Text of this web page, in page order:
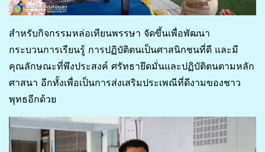
สำหรับกิจกรรมหล่อเทียนพรรษา จัดขึ้นเพื่อพัฒนา
กระบวนการเรียนรู้ การปฏิบัติตนเป็นศาสนิกชนที่ดี และมี
คุณลักษณะที่พึงประสงค์ ศรัทธายึดมั่นและปฏิบัติตนตามหลัก
ศาสนา อีกทั้งเพื่อเป็นการส่งเสริมประเพณีที่ดีงามของชาว
พุทธอีกด้วย